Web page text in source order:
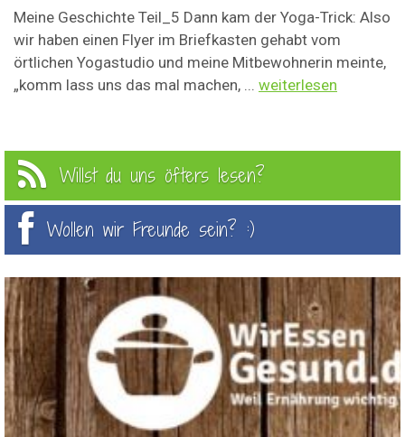
Meine Geschichte Teil_5 Dann kam der Yoga-Trick: Also
wir haben einen Flyer im Briefkasten gehabt vom
örtlichen Yogastudio und meine Mitbewohnerin meinte,
„komm lass uns das mal machen, ... weiterlesen
Willst du uns öfters lesen?
Wollen wir Freunde sein? :)